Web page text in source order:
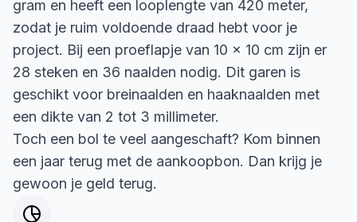
gram en heeft een looplengte van 420 meter,
zodat je ruim voldoende draad hebt voor je
project. Bij een proeflapje van 10 x 10 cm zijn er
28 steken en 36 naalden nodig. Dit garen is
geschikt voor breinaalden en haaknaalden met
een dikte van 2 tot 3 millimeter.
Toch een bol te veel aangeschaft? Kom binnen
een jaar terug met de aankoopbon. Dan krijg je
gewoon je geld terug.